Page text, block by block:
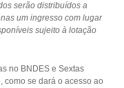
serão distribuídos a
um ingresso com lugar
sujeito à lotação
no BNDES e Sextas
como se dará o acesso ao